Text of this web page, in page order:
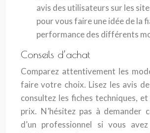
avis des utilisateurs sur les
pour vous faire une idée de la
performance des différents
Conseils d’achat
Comparez attentivement les
faire votre choix. Lisez les avis
consultez les fiches techniques,
prix. N’hésitez pas à demander
d’un professionnel si vous